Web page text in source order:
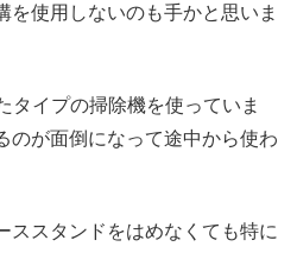
を使用しないのも手かと思いま
タイプの掃除機を使っていま
のが面倒になって途中から使わ
ススタンドをはめなくても特に